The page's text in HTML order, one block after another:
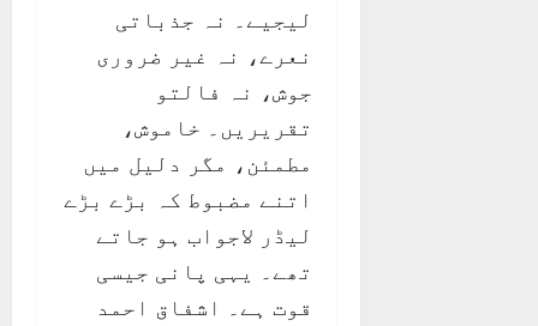
لیجیے۔ نہ جذباتی
نعرے، نہ غیر ضروری
جوش، نہ فالتو
تقریریں۔ خاموش،
مطمئن، مگر دلیل میں
اتنے مضبوط کہ بڑے بڑے
لیڈر لاجواب ہو جاتے
تھے۔ یہی پانی جیسی
قوت ہے۔ اشفاق احمد